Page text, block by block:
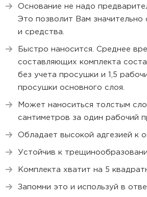
Основание не надо
Это позволит Вам значительно
и средства.
Быстро наносится. Среднее
составляющих комплекта
без учета просушки и 1,5
просушки основного слоя.
Может наноситься толстым
сантиметров за один рабочий
Обладает высокой адгезией к
Устойчив к
Комплекта хватит на 5
Запомни это и используй в